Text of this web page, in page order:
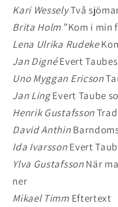
Kari WesselyTvå
Brita Holm ”Kom i min
Lena Ulrika Rudeke
Jan DignéEvert
Uno Myggan Ericson
Jan LingEvert Taube
Henrik Gustafsson
David Anthin
Ida IvarssonEvert
Ylva GustafssonNär
ner
Mikael TimmEftertext